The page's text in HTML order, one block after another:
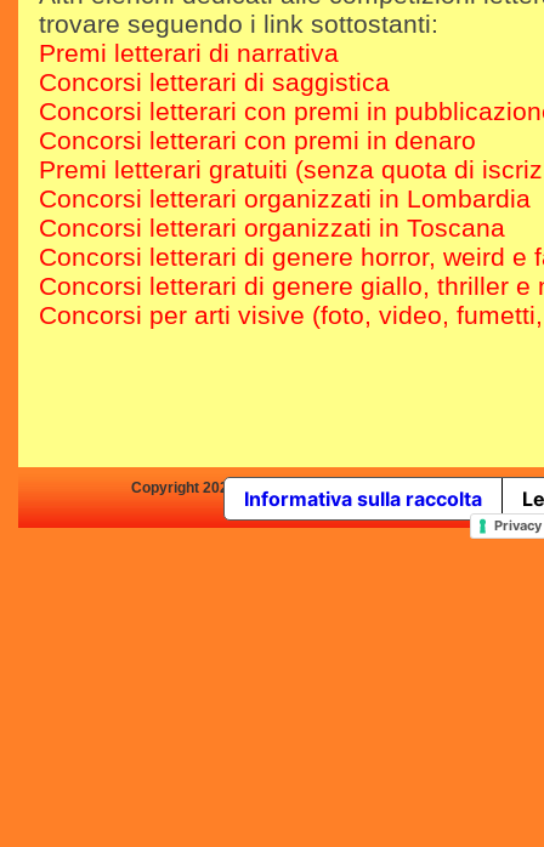
trovare seguendo i link sottostanti:
Premi letterari di narrativa
Concorsi letterari di saggistica
Concorsi letterari con premi in
Concorsi letterari con premi in denaro
Premi letterari gratuiti (senza quota di
Concorsi letterari organizzati in Lombardia
Concorsi letterari organizzati in Toscana
Concorsi letterari di genere horror, weird e
Concorsi letterari di genere giallo, thriller e
Concorsi per arti visive (foto, video,
Copyright 2025 by Concorsi-Letterari.it - P.IVA
In qualità di Affiliato
Informativa sulla raccolta